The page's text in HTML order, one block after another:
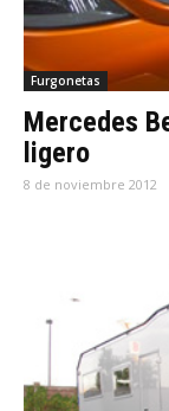
Furgonetas
Mercedes
ligero
8 de noviembre 2012